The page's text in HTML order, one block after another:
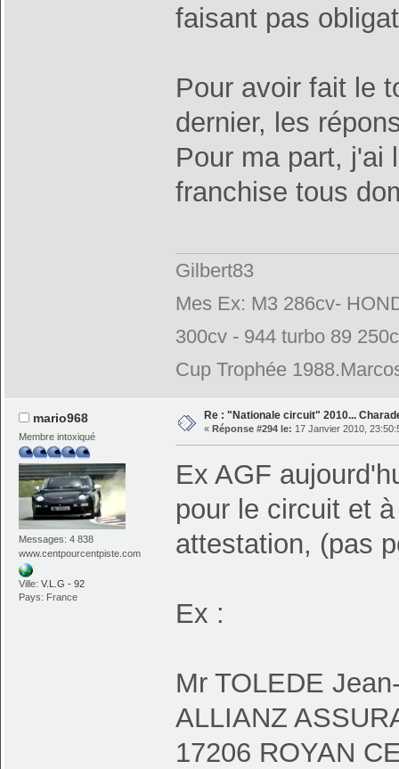
faisant pas
Pour avoir fait le
dernier, les
Pour ma part, j'ai
franchise tous
Gilbert83
Mes Ex: M3 286cv-
300cv - 944 turbo 89
Cup Trophée
mario968
Membre intoxiqué
Messages: 4 838
www.centpourcentpiste.com
Ville:V.L.G - 92
Pays: France
Re : "Nationale circuit" 2010...
« Réponse #294 le: 17 Janvier 2010,
Ex AGF
pour le circuit et
attestation, (pas
Ex :
Mr TOLEDE
ALLIANZ
17206 ROYAN